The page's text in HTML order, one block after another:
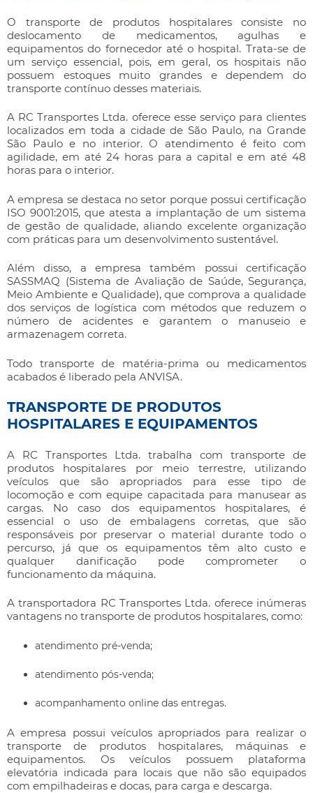
O transporte de produtos hospitalaresconsiste no
deslocamento de medicamentos, agulhas e
equipamentos do fornecedor até o hospital. Trata-se de
um serviço essencial, pois, em geral, os hospitais não
possuem estoques muito grandes e dependem do
transporte contínuo desses materiais.
A RC Transportes Ltda. oferece esse serviço para clientes
localizados em toda a cidade de São Paulo, na Grande
São Paulo e no interior. O atendimento é feito com
agilidade, em até 24 horas para a capital e em até 48
horas para o interior.
A empresa se destaca no setor porque possui certificação
ISO 9001:2015, que atesta a implantação de um sistema
de gestão de qualidade, aliando excelente organização
com práticas para um desenvolvimento sustentável.
Além disso, a empresa também possui certificação
SASSMAQ (Sistema de Avaliação de Saúde, Segurança,
Meio Ambiente e Qualidade), que comprova a qualidade
dos serviços de logística com métodos que reduzem o
número de acidentes e garantem o manuseio e
armazenagem correta.
Todo transporte de matéria-prima ou medicamentos
acabados é liberado pela ANVISA.
TRANSPORTE DE PRODUTOS
HOSPITALARES E EQUIPAMENTOS
A RC Transportes Ltda. trabalha com transporte de
produtos hospitalares por meio terrestre, utilizando
veículos que são apropriados para esse tipo de
locomoção e com equipe capacitada para manusear as
cargas. No caso dos equipamentos hospitalares, é
essencial o uso de embalagens corretas, que são
responsáveis por preservar o material durante todo o
percurso, já que os equipamentos têm alto custo e
qualquer danificação pode comprometer o
funcionamento da máquina.
A transportadora RC Transportes Ltda. oferece inúmeras
vantagens no transporte de produtos hospitalares, como:
atendimento pré-venda;
atendimento pós-venda;
acompanhamento online das entregas.
A empresa possui veículos apropriados para realizar o
transporte de produtos hospitalares, máquinas e
equipamentos. Os veículos possuem plataforma
elevatória indicada para locais que não são equipados
com empilhadeiras e docas, para carga e descarga.